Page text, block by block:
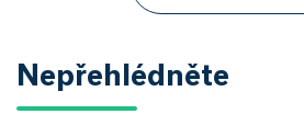
Nepřehlédněte